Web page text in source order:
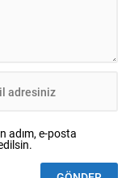
adım, e-posta